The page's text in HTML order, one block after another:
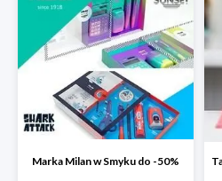
Marka Milan w Smyku do -50%